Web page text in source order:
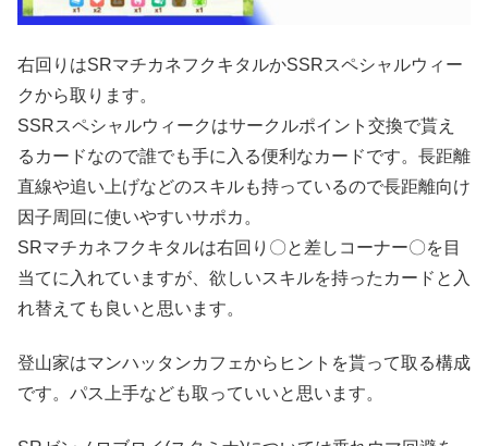
右回りはSRマチカネフクキタルかSSRスペシャルウィー
クから取ります。
SSRスペシャルウィークはサークルポイント交換で貰え
るカードなので誰でも手に入る便利なカードです。長距離
直線や追い上げなどのスキルも持っているので長距離向け
因子周回に使いやすいサポカ。
SRマチカネフクキタルは右回り〇と差しコーナー〇を目
当てに入れていますが、欲しいスキルを持ったカードと入
れ替えても良いと思います。
登山家はマンハッタンカフェからヒントを貰って取る構成
です。パス上手なども取っていいと思います。